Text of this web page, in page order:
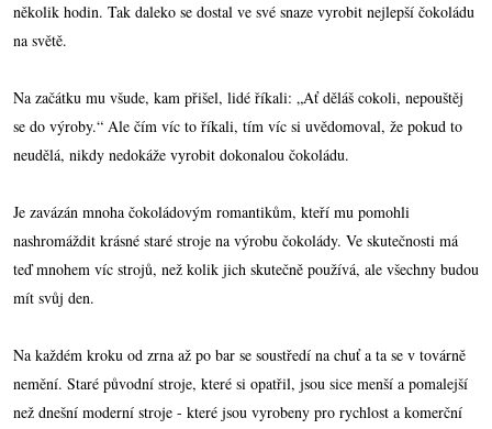
několik hodin. Tak daleko se dostal ve své snaze vyrobit nejlepší čokoládu
na světě.
Na začátku mu všude, kam přišel, lidé říkali: „Ať děláš cokoli, nepouštěj
se do výroby.“ Ale čím víc to říkali, tím víc si uvědomoval, že pokud to
neudělá, nikdy nedokáže vyrobit dokonalou čokoládu.
Je zavázán mnoha čokoládovým romantikům, kteří mu pomohli
nashromáždit krásné staré stroje na výrobu čokolády. Ve skutečnosti má
teď mnohem víc strojů, než kolik jich skutečně používá, ale všechny budou
mít svůj den.
Na každém kroku od zrna až po bar se soustředí na chuť a ta se v továrně
nemění. Staré původní stroje, které si opatřil, jsou sice menší a pomalejší
než dnešní moderní stroje - které jsou vyrobeny pro rychlost a komerční